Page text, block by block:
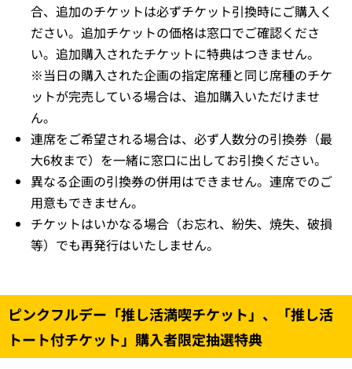
合、追加のチケットは必ずチケット引換時にご購入く
ださい。追加チケットの価格は窓口でご確認くださ
い。追加購入されたチケットに特典はつきません。
※当日の購入された企画の指定席種と同じ席種のチケ
ットが完売している場合は、追加購入いただけませ
ん。
連席をご希望される場合は、必ず人数分の引換券（最
大6枚まで）を一緒に窓口に出してお引換ください。
異なる企画の引換券の併用はできません。連席でのご
用意もできません。
チケットはいかなる場合（お忘れ、紛失、焼失、破損
等）でも再発行はいたしません。
ピンクフルデー「推し活満喫チケット」、「推し活
トート付チケット」購入者限定抽選特典